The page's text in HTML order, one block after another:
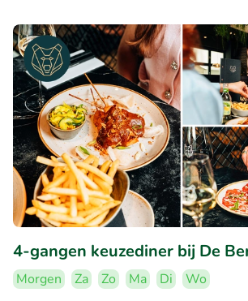
4-gangen keuzediner bij De
Morgen Za Zo Ma Di
Wo